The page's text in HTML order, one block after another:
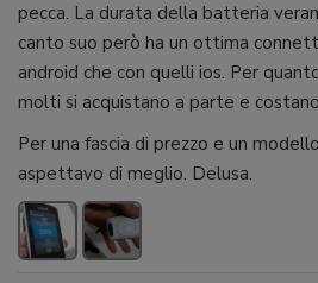
pecca. La durata della batteria
canto suo però ha un ottima
android che con quelli ios. Per
molti si acquistano a parte e
Per una fascia di prezzo e un
aspettavo di meglio. Delusa.